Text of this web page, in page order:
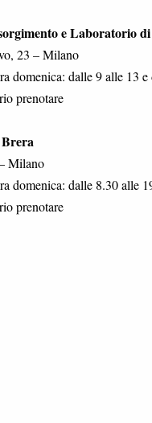
e Laboratorio
23 – Milano
domenica: dalle 9 alle 13
prenotare
Milano
domenica: dalle 8.30 alle
prenotare